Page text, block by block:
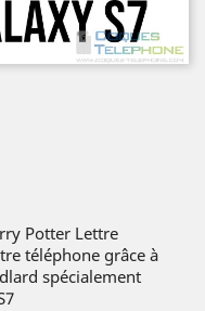
Potter Lettre
téléphone grâce à
spécialement